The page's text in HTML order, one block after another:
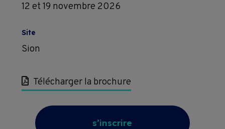
12 et 19 novembre 2026
Site
Sion
Télécharger la brochure
s’inscrire